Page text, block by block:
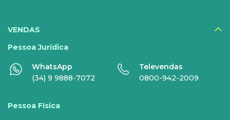
DIGITAIS
Disney+
Nomo Music
Sky+
VENDAS
Pessoa Jurídica
WhatsApp
(34) 9 9888-7072
Televendas
0800-942-2009
Pessoa Física